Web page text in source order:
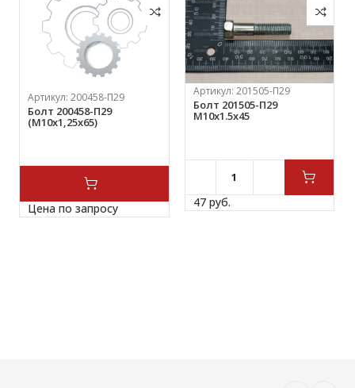
Артикул:200458-П29
Болт 200458-П29
(М10х1,25х65)
Цена по запросу
Артикул: 201505-П29
Болт 201505-П29
М10х1.5х45
47 руб.